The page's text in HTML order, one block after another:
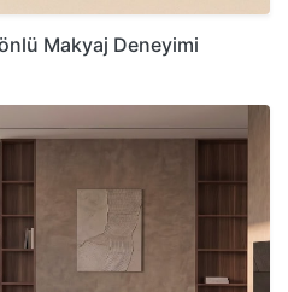
Makyaj Deneyimi